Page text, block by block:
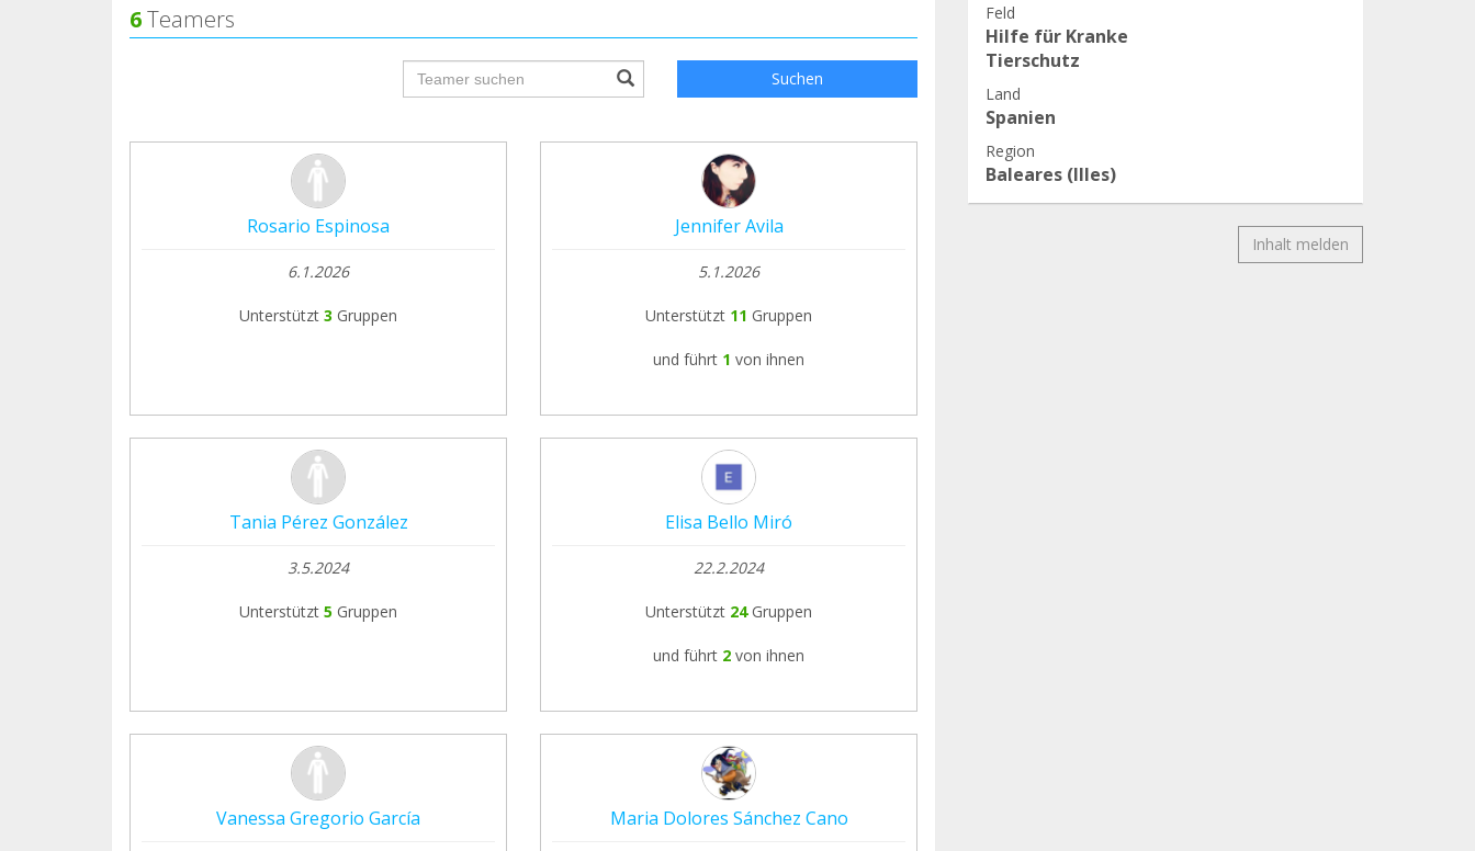
6Teamers
groupProfile.searchForm.search.text??? Suchen
Rosario Espinosa
6.1.2026
Unterstützt 3 Gruppen
Jennifer Avila
5.1.2026
Unterstützt 11 Gruppen
und führt 1 von ihnen
Tania Pérez González
3.5.2024
Unterstützt 5 Gruppen
Elisa Bello Miró
22.2.2024
Unterstützt 24 Gruppen
und führt 2 von ihnen
Vanessa Gregorio García Maria Dolores Sánchez Cano
Feld
Hilfe für Kranke
Tierschutz
Land
Spanien
Region
Baleares (Illes)
Inhalt melden